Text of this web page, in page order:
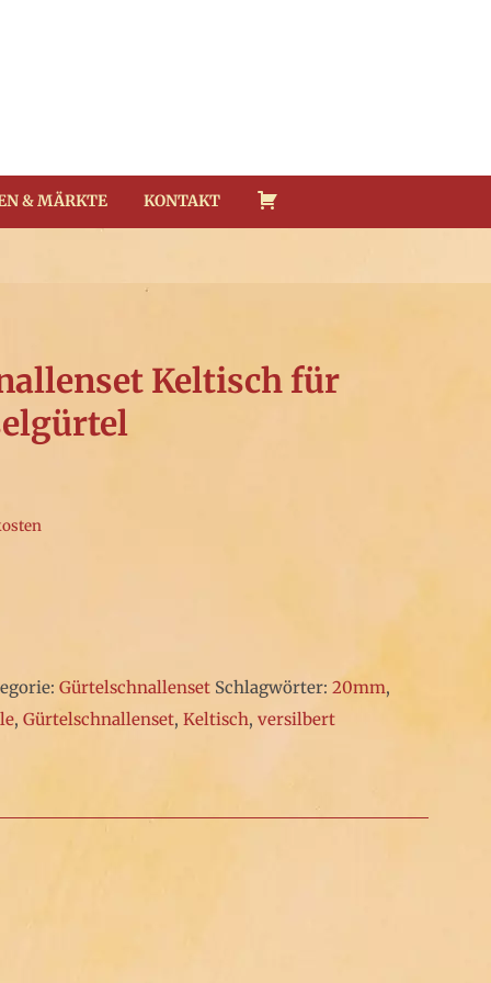
& MÄRKTE KONTAKT
Keltisch für
Gürtelschnallenset Schlagwörter: 20mm,
, Gürtelschnallenset, Keltisch, versilbert